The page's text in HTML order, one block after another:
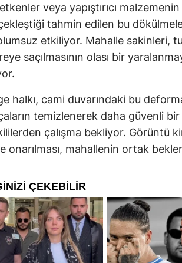
etkenler veya yapıştırıcı
tahmin edilen bu
etkiliyor. Mahalle sakinleri,
saçılmasının olası bir
halkı, cami duvarındaki bu
temizlenerek daha güvenli
çalışma bekliyor. Görüntü
onarılması, mahallenin ortak